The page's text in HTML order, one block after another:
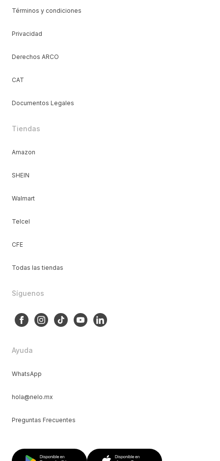
Términos y condiciones
Privacidad
Derechos ARCO
CAT
Documentos Legales
Tiendas
Amazon
SHEIN
Walmart
Telcel
CFE
Todas las tiendas
Síguenos
Ayuda
WhatsApp
hola@nelo.mx
Preguntas Frecuentes